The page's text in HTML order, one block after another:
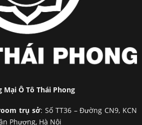
Mại Ô Tô Thái Phong
trụ sở: Số TT36 – Đường CN9, KCN
Phương, Hà Nội